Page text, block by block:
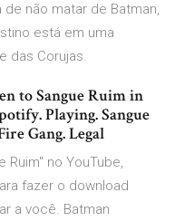
não matar de Batman,
está em uma
das Corujas.
to Sangue Ruim in
Playing. Sangue
Gang. Legal
no YouTube,
fazer o download
a você. Batman